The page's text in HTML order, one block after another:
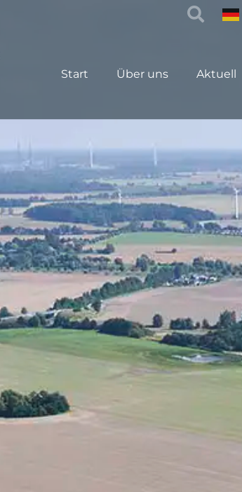
Start Über uns Aktuell